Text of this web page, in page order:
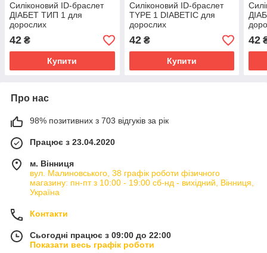
Силіконовий ID-браслет
ДІАБЕТ ТИП 1 для
дорослих
42 ₴
Купити
Силіконовий ID-браслет
TYPE 1 DIABETIC для
дорослих
42₴
Купити
42
Про нас
98% позитивних з 703 відгуків за рік
Працює з 23.04.2020
м. Вінниця
вул. Малиновського, 38 графік роботи фізичного
магазину: пн-пт з 10:00 - 19:00 сб-нд - вихідний, Вінниця,
Україна
Контакти
Сьогодні працює з 09:00 до 22:00
Показати весь графік роботи